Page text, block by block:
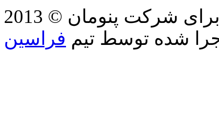
2013 © کلیه حقوق مطالب، تصاویر برای شرکت پنومان
شده توسط تیم فراسین